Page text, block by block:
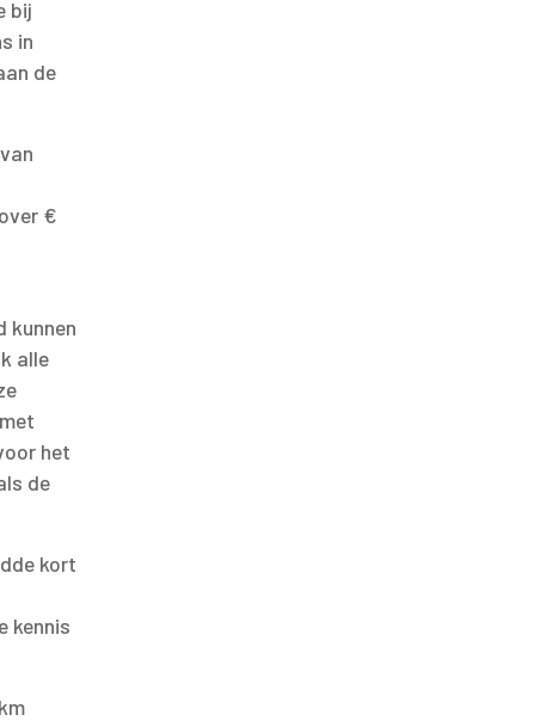
bij
in
de
€
kunnen
alle
het
de
kort
kennis